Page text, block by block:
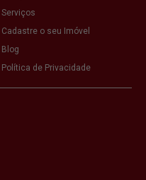
Serviços
Cadastre o seu Imóvel
Blog
Política de Privacidade